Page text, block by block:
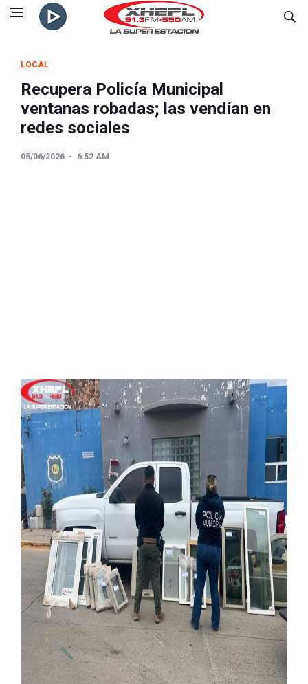
LOCAL
Recupera Policía Municipal
ventanas robadas; las vendían en
redes sociales
05/06/2026 6:52 AM